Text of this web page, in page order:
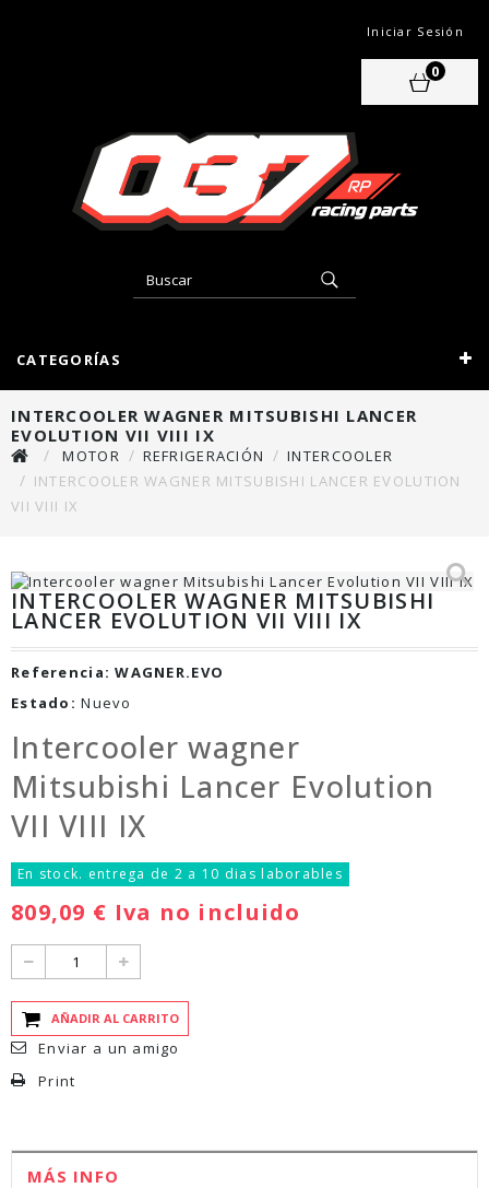
Iniciar Sesión
0
CATEGORÍAS
INTERCOOLER WAGNER MITSUBISHI LANCER
EVOLUTION VII VIII IX
MOTOR REFRIGERACIÓN
INTERCOOLER
INTERCOOLER WAGNER MITSUBISHI LANCER EVOLUTION
VII VIII IX
INTERCOOLER WAGNER MITSUBISHI
LANCER EVOLUTION VII VIII IX
Referencia: WAGNER.EVO
Estado: Nuevo
Intercooler wagner
Mitsubishi Lancer Evolution
VII VIII IX
En stock. entrega de 2 a 10 dias laborables
809,09 € Iva no incluido
AÑADIR AL CARRITO
Enviar a un amigo
Print
MÁS INFO